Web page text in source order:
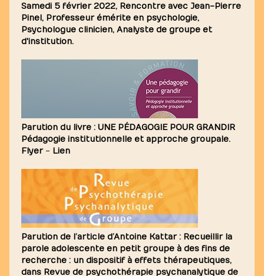
Samedi 5 février 2022, Rencontre avec Jean-Pierre
Pinel, Professeur émérite en psychologie,
Psychologue clinicien, Analyste de groupe et
d'institution.
Parution du livre : UNE PÉDAGOGIE POUR GRANDIR
Pédagogie institutionnelle et approche groupale.
Flyer- Lien
Parution de l’article d’Antoine Kattar : Recueillir la
parole adolescente en petit groupe à des fins de
recherche : un dispositif à effets thérapeutiques,
dans Revue de psychothérapie psychanalytique de